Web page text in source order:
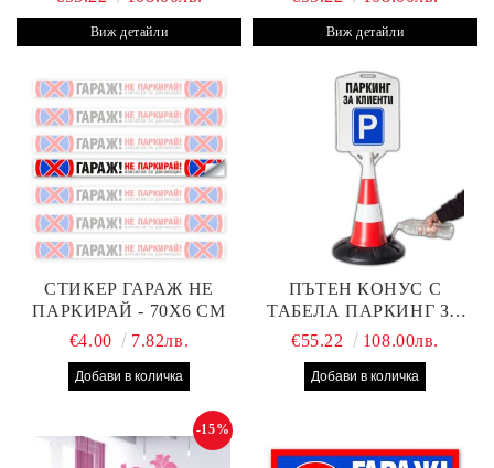
Виж детайли Виж детайли
СТИКЕР ГАРАЖ НЕ
ПАРКИРАЙ - 70Х6 СМ
€4.00
7.82лв.
ПЪТЕН КОНУС С
ТАБЕЛА ПАРКИНГ ЗА
КЛИЕНТИ
€55.22 108.00лв.
-15%